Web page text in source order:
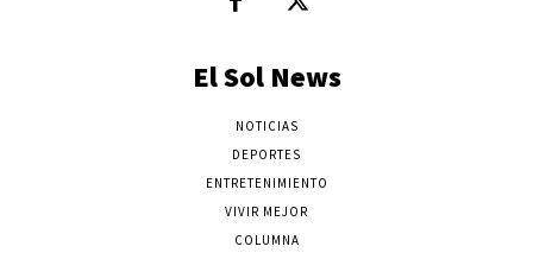
El Sol News
NOTICIAS
DEPORTES
ENTRETENIMIENTO
VIVIR MEJOR
COLUMNA